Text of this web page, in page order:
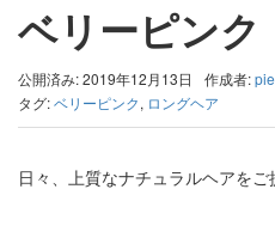
ベリーピンク
公開済み: 2019年12月13日 作成者:
タグ:ベリーピンク, ロングヘア
日々、上質なナチュラルヘアをご